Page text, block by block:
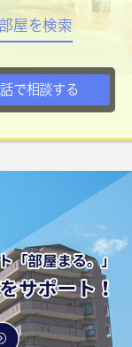
屋を検索
で相談する